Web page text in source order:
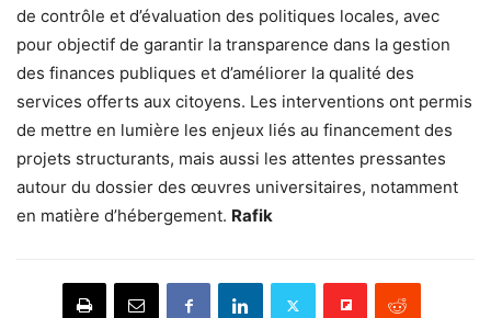
de contrôle et d’évaluation des politiques locales, avec
pour objectif de garantir la transparence dans la gestion
des finances publiques et d’améliorer la qualité des
services offerts aux citoyens. Les interventions ont permis
de mettre en lumière les enjeux liés au financement des
projets structurants, mais aussi les attentes pressantes
autour du dossier des œuvres universitaires, notamment
en matière d’hébergement. Rafik